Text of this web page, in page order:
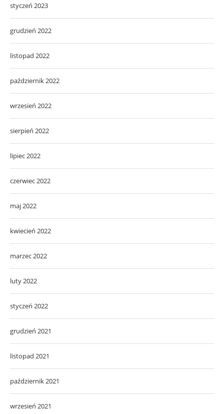
styczeń 2023
grudzień 2022
listopad 2022
październik 2022
wrzesień 2022
sierpień 2022
lipiec 2022
czerwiec 2022
maj 2022
kwiecień 2022
marzec 2022
luty 2022
styczeń 2022
grudzień 2021
listopad 2021
październik 2021
wrzesień 2021